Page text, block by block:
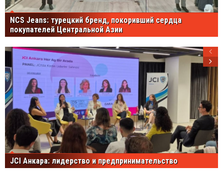
NCS Jeans: турецкий бренд, покоривший сердца
покупателей Центральной Азии
JCI Анкара: лидерство и предпринимательство